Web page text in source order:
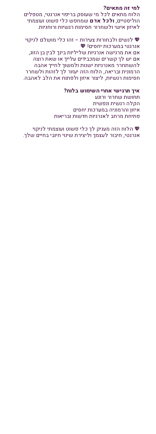
למי זה מתאים?
הלוח מתאים לכל מי שעוסק בריפוי אנרגטי, מטפלים
הוליסטיים,ולכל אדם שמחפש כלי פשוט ועוצמתי
לאיזון אישי ולשחרור חסימות רגשיות ורוחניות.
💖 לנשים ולבחורות צעירות – זהו כלי מושלם לניקוי
אנרגטי במערכות יחסים! 💖
אם את מרגישה אנרגיות שליליות בינך לבין בן הזוג,
אם יש לך קשרים שמכבידים עלייך או שאת רוצה
להשתחרר מאנרגיות ישנות ולמשוך לחייך אהבה
הרמונית ובריאה, הלוח הזה יעזור לך לזהות ולשחרר
חסימות רגשיות, ליצור איזון ולפתוח את הלב לאהבה.
איך תרגישי אחרי השימוש בלוח?
תחושת שחרור ורוגע
הקלה רגשית ונפשית
איזון והרמוניה במערכות יחסים
פתיחת מרחב לאנרגיות חדשות ובריאות
💖 הלוח הזה מעניק לך כלי פשוט ועוצמתי לניקוי
אנרגטי, חיבור לעצמך וליצירת שינוי חיובי בחיים שלך.